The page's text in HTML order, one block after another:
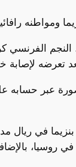
ومواطنه
تعرضه لإصابة
عبر حسابه